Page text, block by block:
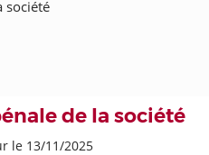
de la société
le 13/11/2025